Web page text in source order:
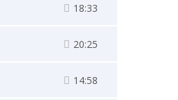
18:33
20:25
14:58